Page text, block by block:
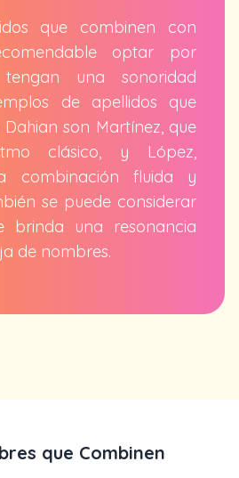
que combinen con
optar por
una sonoridad
de apellidos que
son Martínez, que
clásico, y López,
combinación fluida y
se puede considerar
brinda una resonancia
de nombres.
que Combinen